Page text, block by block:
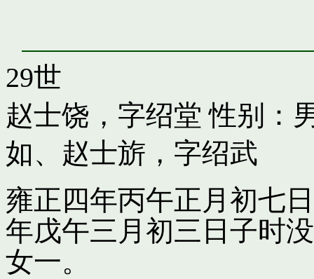
29世
赵士饶，字绍堂 性别：
如、 赵士旂，字绍武
雍正四年丙午正月初七
年戊午三月初三日子时
女一。